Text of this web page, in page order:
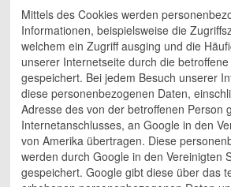
Mittels des Cookies werden
Informationen, beispielsweise die
welchem ein Zugriff ausging und die
unserer Internetseite durch die
gespeichert. Bei jedem Besuch unserer
diese personenbezogenen Daten,
Adresse des von der betroffenen Person
Internetanschlusses, an Google in den
von Amerika übertragen. Diese
werden durch Google in den Vereinigten
gespeichert. Google gibt diese über das